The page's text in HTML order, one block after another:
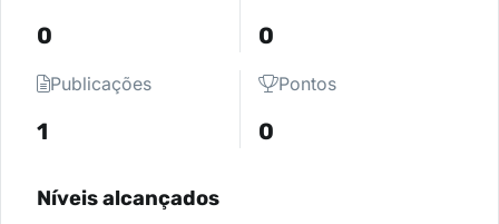
0 0
Publicações
1
Pontos
0
Níveis alcançados